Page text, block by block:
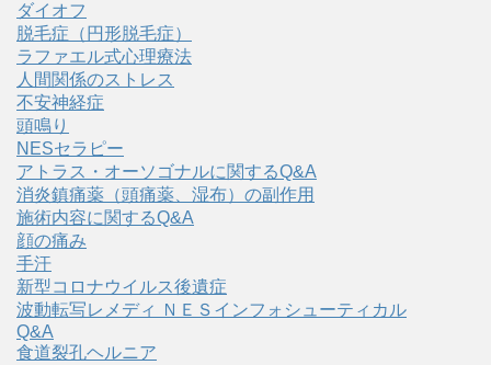
ダイオフ
脱毛症（円形脱毛症）
ラファエル式心理療法
人間関係のストレス
不安神経症
頭鳴り
NESセラピー
アトラス・オーソゴナルに関するQ&A
消炎鎮痛薬（頭痛薬、湿布）の副作用
施術内容に関するQ&A
顔の痛み
手汗
新型コロナウイルス後遺症
波動転写レメディ ＮＥＳインフォシューティカル
Q&A
食道裂孔ヘルニア